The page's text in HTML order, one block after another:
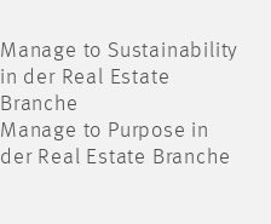
Manage to Sustainability
in der Real Estate
Branche
Manage to Purpose in
der Real Estate Branche